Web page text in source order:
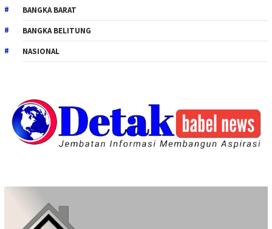
BANGKA BARAT
BANGKA BELITUNG
NASIONAL